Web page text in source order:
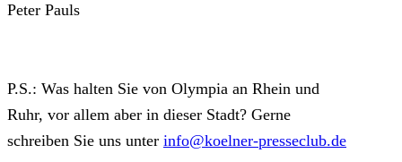
Peter Pauls
P.S.: Was halten Sie von Olympia an Rhein und
Ruhr, vor allem aber in dieser Stadt? Gerne
schreiben Sie uns unter info@koelner-presseclub.de